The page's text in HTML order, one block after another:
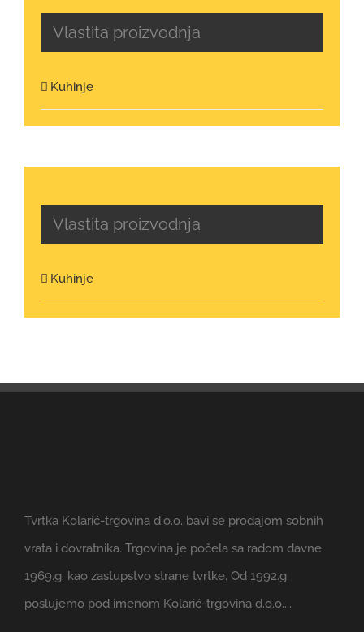
Vlastita proizvodnja
Kuhinje
Vlastita proizvodnja
Kuhinje
Tvrtka Kolarić-trgovina d.o.o. bavi se prodajom sobnih
vrata i dovratnika. Trgovina je počela sa radom davne
1969.g. kao zastupstvo strane tvrtke. Od 1992.g.
poslujemo pod imenom Kolarić-trgovina d.o.o....